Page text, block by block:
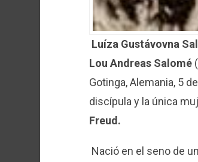
Luíza Gustávovna
Lou Andreas Salomé
Gotinga, Alemania, 5
discípula y la única
Freud.
Nació en el seno de